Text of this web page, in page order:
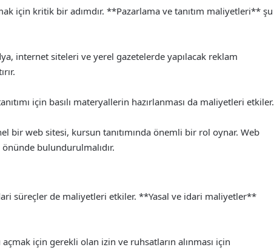
için kritik bir adımdır. **Pazarlama ve tanıtım maliyetleri** şu
internet siteleri ve yerel gazetelerde yapılacak reklam
için basılı materyallerin hazırlanması da maliyetleri etkiler.
bir web sitesi, kursun tanıtımında önemli bir rol oynar. Web
bulundurulmalıdır.
süreçler de maliyetleri etkiler. **Yasal ve idari maliyetler**
için gerekli olan izin ve ruhsatların alınması için